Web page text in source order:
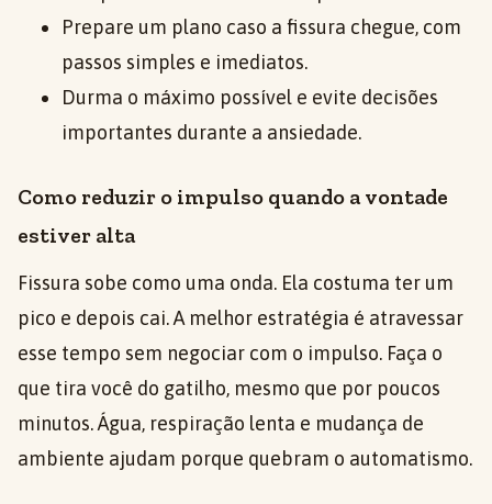
Prepare um plano caso a fissura chegue, com
passos simples e imediatos.
Durma o máximo possível e evite decisões
importantes durante a ansiedade.
Como reduzir o impulso quando a vontade
estiver alta
Fissura sobe como uma onda. Ela costuma ter um
pico e depois cai. A melhor estratégia é atravessar
esse tempo sem negociar com o impulso. Faça o
que tira você do gatilho, mesmo que por poucos
minutos. Água, respiração lenta e mudança de
ambiente ajudam porque quebram o automatismo.